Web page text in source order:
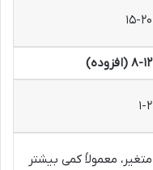
۱۵-۲۰
۸-۱۲ (افزوده)
۱-۲
متغیر، معمولاً کمی بیشتر